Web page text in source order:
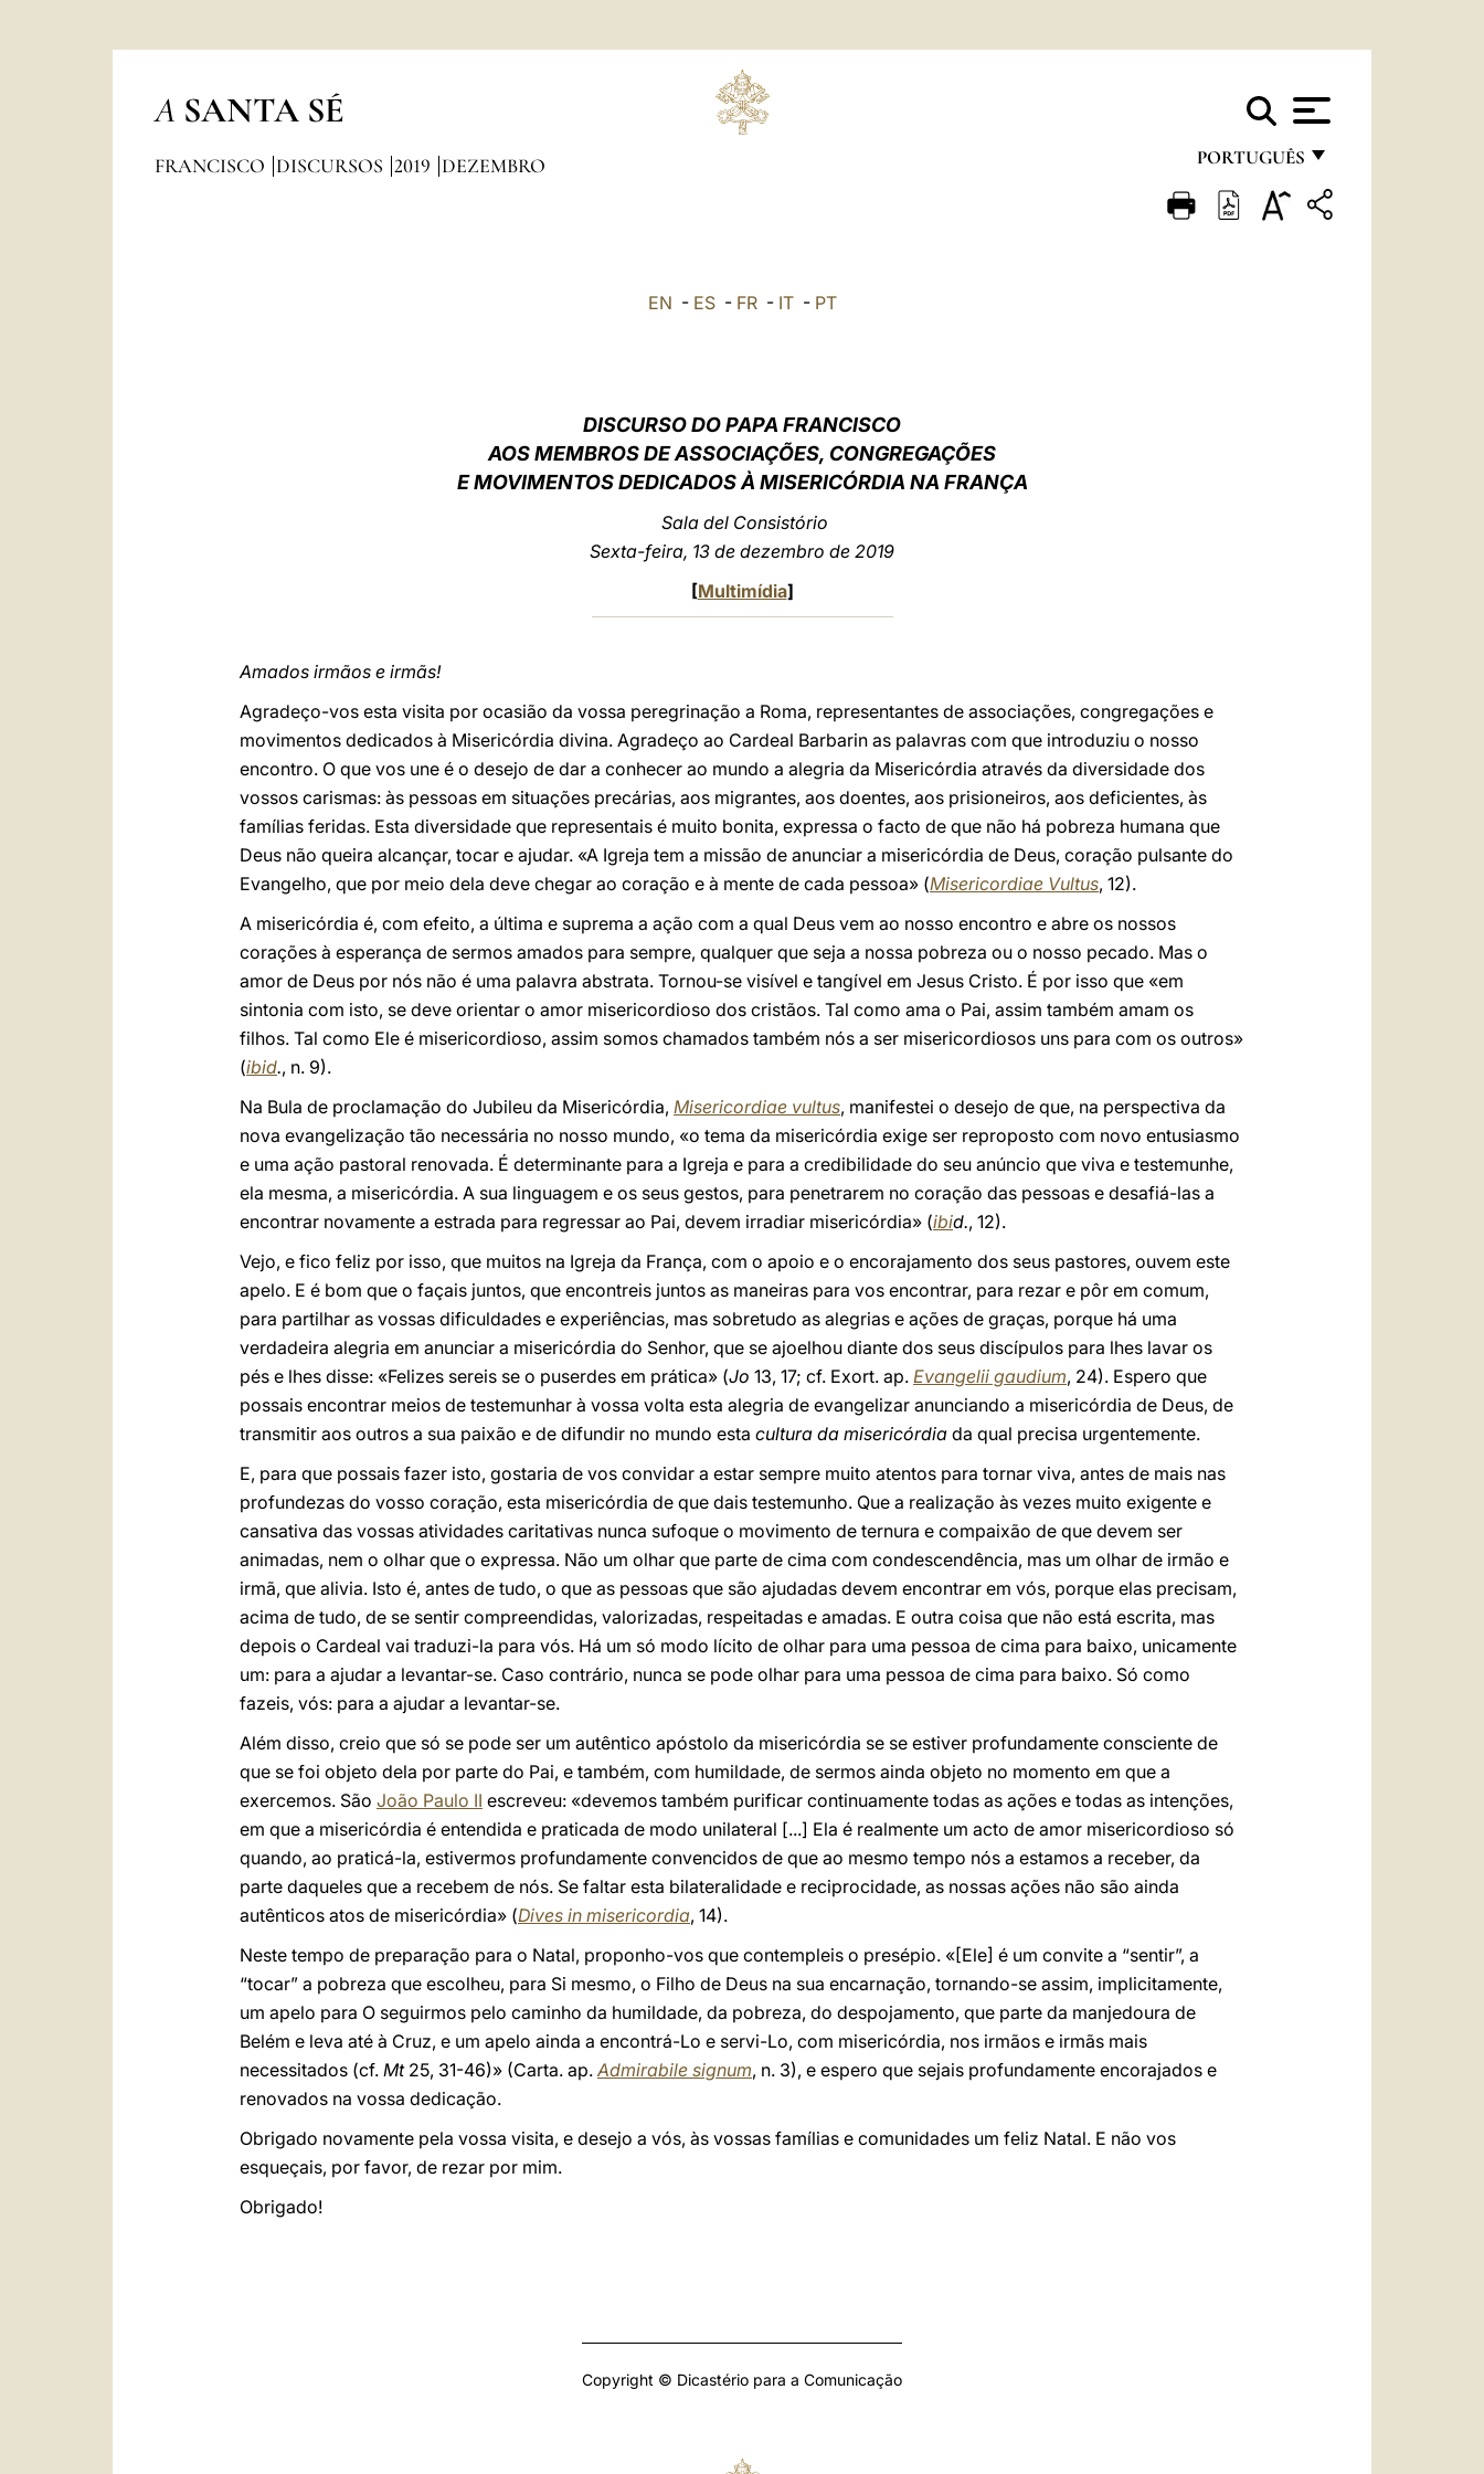
A SANTA SÉ
PORTUGUÊS
FRANÇAIS
FRANCISCO DISCURSOS 2019 DEZEMBRO
EN - ES- FR- IT- PT
DISCURSO DO PAPA FRANCISCO
AOS MEMBROS DE ASSOCIAÇÕES, CONGREGAÇÕES
E MOVIMENTOS DEDICADOS À MISERICÓRDIA NA FRANÇA
Sala del Consistório
Sexta-feira, 13 de dezembro de 2019
[Multimídia]
Amados irmãos e irmãs!
Agradeço-vos esta visita por ocasião da vossa peregrinação a Roma, representantes de associações, congregações e
movimentos dedicados à Misericórdia divina. Agradeço ao Cardeal Barbarin as palavras com que introduziu o nosso
encontro. O que vos une é o desejo de dar a conhecer ao mundo a alegria da Misericórdia através da diversidade dos
vossos carismas: às pessoas em situações precárias, aos migrantes, aos doentes, aos prisioneiros, aos deficientes, às
famílias feridas. Esta diversidade que representais é muito bonita, expressa o facto de que não há pobreza humana que
Deus não queira alcançar, tocar e ajudar. «A Igreja tem a missão de anunciar a misericórdia de Deus, coração pulsante do
Evangelho, que por meio dela deve chegar ao coração e à mente de cada pessoa» (Misericordiae Vultus, 12).
A misericórdia é, com efeito, a última e suprema a ação com a qual Deus vem ao nosso encontro e abre os nossos
corações à esperança de sermos amados para sempre, qualquer que seja a nossa pobreza ou o nosso pecado. Mas o
amor de Deus por nós não é uma palavra abstrata. Tornou-se visível e tangível em Jesus Cristo. É por isso que «em
sintonia com isto, se deve orientar o amor misericordioso dos cristãos. Tal como ama o Pai, assim também amam os
filhos. Tal como Ele é misericordioso, assim somos chamados também nós a ser misericordiosos uns para com os outros»
(ibid., n. 9).
Na Bula de proclamação do Jubileu da Misericórdia, Misericordiae vultus, manifestei o desejo de que, na perspectiva da
nova evangelização tão necessária no nosso mundo, «o tema da misericórdia exige ser reproposto com novo entusiasmo
e uma ação pastoral renovada. É determinante para a Igreja e para a credibilidade do seu anúncio que viva e testemunhe,
ela mesma, a misericórdia. A sua linguagem e os seus gestos, para penetrarem no coração das pessoas e desafiá-las a
encontrar novamente a estrada para regressar ao Pai, devem irradiar misericórdia» (ibid., 12).
Vejo, e fico feliz por isso, que muitos na Igreja da França, com o apoio e o encorajamento dos seus pastores, ouvem este
apelo. E é bom que o façais juntos, que encontreis juntos as maneiras para vos encontrar, para rezar e pôr em comum,
para partilhar as vossas dificuldades e experiências, mas sobretudo as alegrias e ações de graças, porque há uma
verdadeira alegria em anunciar a misericórdia do Senhor, que se ajoelhou diante dos seus discípulos para lhes lavar os
pés e lhes disse: «Felizes sereis se o puserdes em prática» (Jo 13, 17; cf. Exort. ap. Evangelii gaudium, 24). Espero que
possais encontrar meios de testemunhar à vossa volta esta alegria de evangelizar anunciando a misericórdia de Deus, de
transmitir aos outros a sua paixão e de difundir no mundo esta cultura da misericórdia da qual precisa urgentemente.
E, para que possais fazer isto, gostaria de vos convidar a estar sempre muito atentos para tornar viva, antes de mais nas
profundezas do vosso coração, esta misericórdia de que dais testemunho. Que a realização às vezes muito exigente e
cansativa das vossas atividades caritativas nunca sufoque o movimento de ternura e compaixão de que devem ser
animadas, nem o olhar que o expressa. Não um olhar que parte de cima com condescendência, mas um olhar de irmão e
irmã, que alivia. Isto é, antes de tudo, o que as pessoas que são ajudadas devem encontrar em vós, porque elas precisam,
acima de tudo, de se sentir compreendidas, valorizadas, respeitadas e amadas. E outra coisa que não está escrita, mas
depois o Cardeal vai traduzi-la para vós. Há um só modo lícito de olhar para uma pessoa de cima para baixo, unicamente
um: para a ajudar a levantar-se. Caso contrário, nunca se pode olhar para uma pessoa de cima para baixo. Só como
fazeis, vós: para a ajudar a levantar-se.
Além disso, creio que só se pode ser um autêntico apóstolo da misericórdia se se estiver profundamente consciente de
que se foi objeto dela por parte do Pai, e também, com humildade, de sermos ainda objeto no momento em que a
exercemos. São João Paulo II escreveu: «devemos também purificar continuamente todas as ações e todas as intenções,
em que a misericórdia é entendida e praticada de modo unilateral [...] Ela é realmente um acto de amor misericordioso só
quando, ao praticá-la, estivermos profundamente convencidos de que ao mesmo tempo nós a estamos a receber, da
parte daqueles que a recebem de nós. Se faltar esta bilateralidade e reciprocidade, as nossas ações não são ainda
autênticos atos de misericórdia» (Dives in misericordia, 14).
Neste tempo de preparação para o Natal, proponho-vos que contempleis o presépio. «[Ele] é um convite a “sentir”, a
“tocar” a pobreza que escolheu, para Si mesmo, o Filho de Deus na sua encarnação, tornando-se assim, implicitamente,
um apelo para O seguirmos pelo caminho da humildade, da pobreza, do despojamento, que parte da manjedoura de
Belém e leva até à Cruz, e um apelo ainda a encontrá-Lo e servi-Lo, com misericórdia, nos irmãos e irmãs mais
necessitados (cf. Mt25, 31-46)» (Carta. ap. Admirabile signum, n. 3), e espero que sejais profundamente encorajados e
renovados na vossa dedicação.
Obrigado novamente pela vossa visita, e desejo a vós, às vossas famílias e comunidades um feliz Natal. E não vos
esqueçais, por favor, de rezar por mim.
Obrigado!
Copyright © Dicastério para a Comunicação